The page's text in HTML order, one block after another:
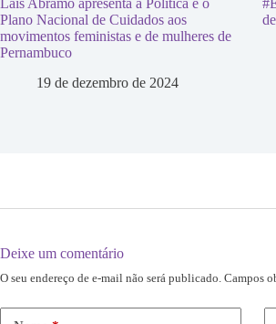
Laís Abramo apresenta a Política e o
Plano Nacional de Cuidados aos
movimentos feministas e de mulheres de
Pernambuco
19 de dezembro de 2024
Deixe um comentário
O seu endereço de e-mail não será publicado. Campos